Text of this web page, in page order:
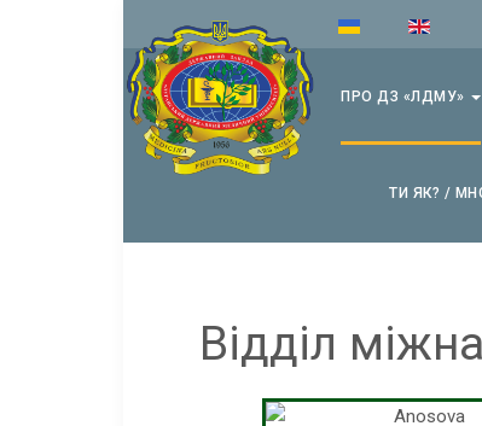
ПРО ДЗ «ЛДМУ»
ТИ ЯК? /
Відділ